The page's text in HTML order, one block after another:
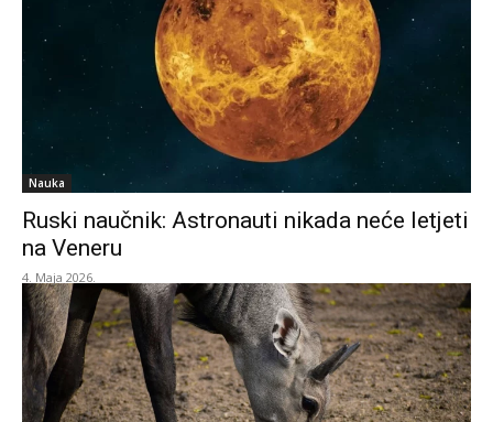
Nauka
Ruski naučnik: Astronauti nikada neće letjeti
na Veneru
4. Maja 2026.